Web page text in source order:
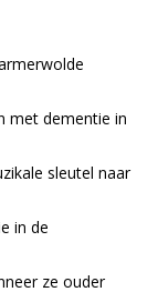
met dementie in
sleutel naar
in de
ze ouder